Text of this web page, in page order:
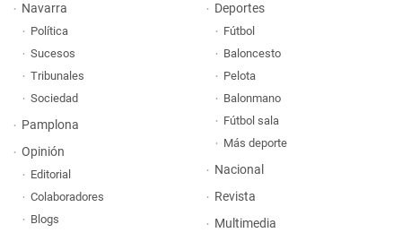
Navarra
Política
Sucesos
Tribunales
Sociedad
Pamplona
Opinión
Editorial
Colaboradores
Blogs
Deportes
Fútbol
Baloncesto
Pelota
Balonmano
Fútbol sala
Más deporte
Nacional
Revista
Multimedia